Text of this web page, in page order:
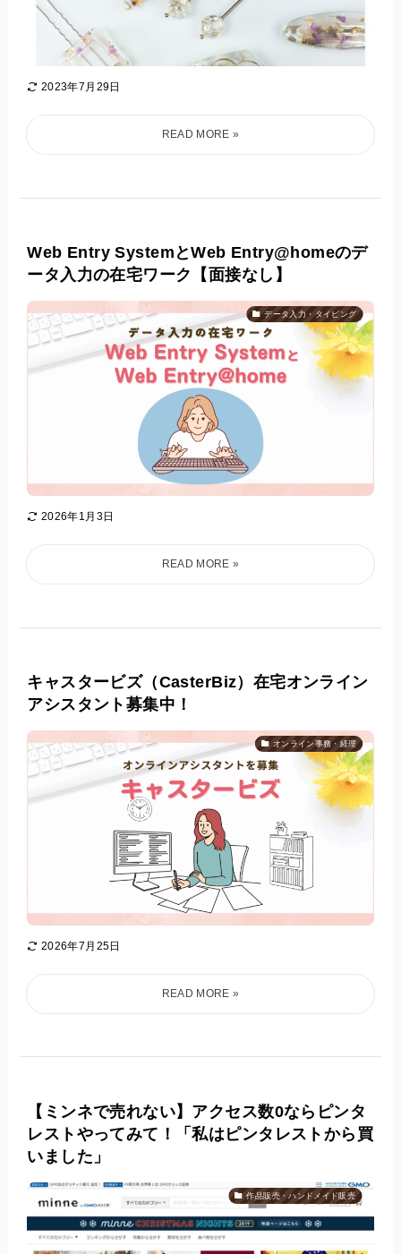
2023年7月29日
Web Entry SystemとWeb Entry@homeのデ
ータ入力の在宅ワーク【面接なし】
データ入力・タイピング
2026年1月3日
キャスタービズ（CasterBiz）在宅オンライン
アシスタント募集中！
オンライン事務・経理
2026年7月25日
【ミンネで売れない】アクセス数0ならピンタ
レストやってみて！「私はピンタレストから買
いました」
作品販売・ハンドメイド販売